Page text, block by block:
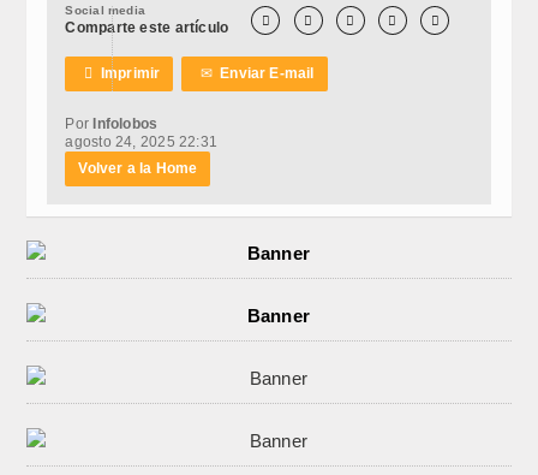
Social media
Comparte este artículo     
 Imprimir ✉Enviar E-mail
Por Infolobos
agosto 24, 2025 22:31
Volver a la Home